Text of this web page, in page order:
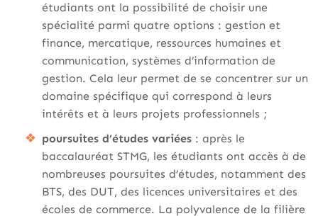
étudiants ont la possibilité de choisir une
spécialité parmi quatre options : gestion et
finance, mercatique, ressources humaines et
communication, systèmes d’information de
gestion. Cela leur permet de se concentrer sur un
domaine spécifique qui correspond à leurs
intérêts et à leurs projets professionnels ;
poursuites d’études variées : après le
baccalauréat STMG, les étudiants ont accès à de
nombreuses poursuites d’études, notamment des
BTS, des DUT, des licences universitaires et des
écoles de commerce. La polyvalence de la filière